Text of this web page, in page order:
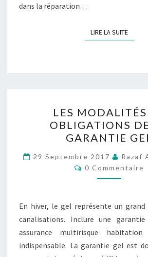
dans la réparation…
LIRE LA SUITELIRE LA
ET
DE
LA
GARANTIE
LES
OBLIGATIONS
GARANTIE
29 Septembre 2017
Razaf
Commentaires
0 Commentaire
En hiver, le gel représente un grand
canalisations. Inclure une
assurance multirisque
indispensable. La garantie gel est